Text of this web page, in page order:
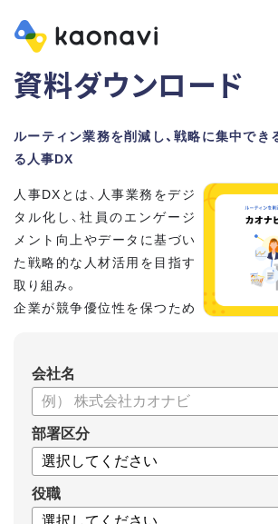
資料ダウンロード
ルーティン業務を削減し、戦略に集中でき
る人事DX
人事DXとは、人事業務をデジ
タル化し、社員のエンゲージ
メント向上やデータに基づい
た戦略的な人材活用を目指す
取り組み。
企業が競争優位性を保つため
しかし、「何から手を付けてよいかわからな
タル化が進まない」「既存システムを変える
といった理由から、推進に踏み切れていな
ません。
本資料では、人事DXの目的や成功させる
会社名
部署区分
役職